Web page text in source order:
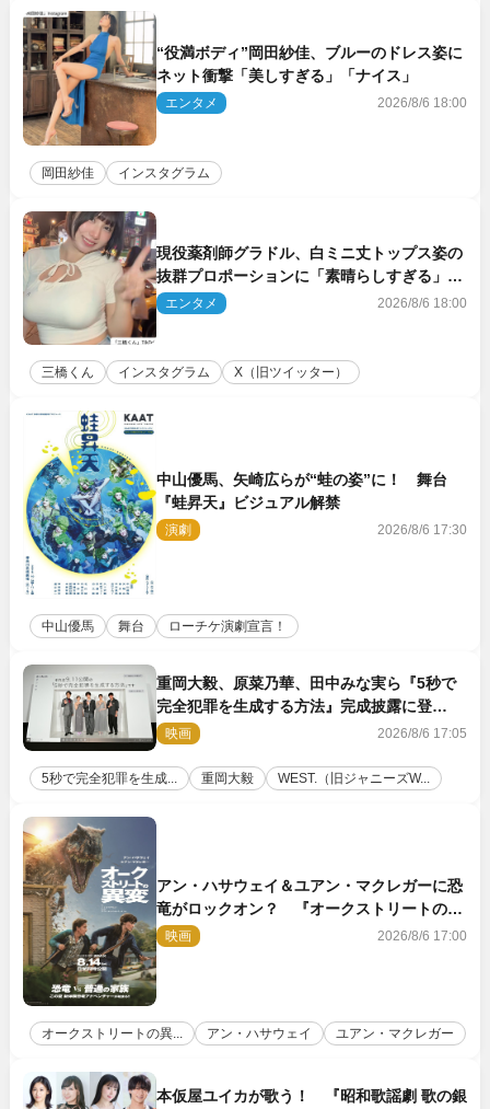
“役満ボディ”岡田紗佳、ブルーのドレス姿に
ネット衝撃「美しすぎる」「ナイス」
エンタメ 2026/8/6 18:00
岡田紗佳 インスタグラム
現役薬剤師グラドル、白ミニ丈トップス姿の
抜群プロポーションに「素晴らしすぎる」
「すっっっご！」とネット絶賛
エンタメ 2026/8/6 18:00
三橋くん インスタグラム X（旧ツイッター）
中山優馬、矢崎広らが“蛙の姿”に！ 舞台
『蛙昇天』ビジュアル解禁
演劇 2026/8/6 17:30
中山優馬 舞台 ローチケ演劇宣言！
重岡大毅、原菜乃華、田中みな実ら『5秒で
完全犯罪を生成する方法』完成披露に登
壇！ それぞれのAI活用術も発表
映画 2026/8/6 17:05
5秒で完全犯罪を生成... 重岡大毅 WEST.（旧ジャニーズW...
アン・ハサウェイ＆ユアン・マクレガーに恐
竜がロックオン？ 『オークストリートの異
変』新ビジュアル＆本編映像初解禁
映画 2026/8/6 17:00
オークストリートの異... アン・ハサウェイ ユアン・マクレガー
本仮屋ユイカが歌う！ 『昭和歌謡劇 歌の銀